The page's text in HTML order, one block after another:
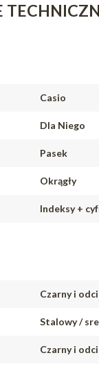
Casio
Dla Niego
Pasek
Okrągły
Indeksy +
Czarny i
Stalowy /
Czarny i